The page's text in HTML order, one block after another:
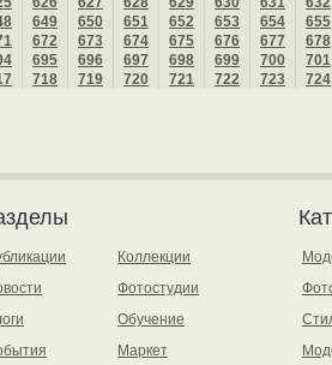
649 650 651 652 653 654
655
672 673 674 675 676 677
678
695 696 697 698 699 700
701
718 719 720 721 722 723 724
Коллекции
Фотостудии
Обучение
Маркет